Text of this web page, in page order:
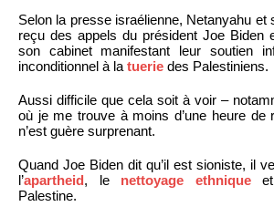
Selon la presse israélienne, Netanyahu et
reçu des appels du président Joe Biden
son cabinet manifestant leur soutien
inconditionnel à la tuerie des Palestiniens.
Aussi difficile que cela soit à voir –
où je me trouve à moins d’une heure de
n’est guère surprenant.
Quand Joe Biden dit qu’il est sioniste, il
l’apartheid, le nettoyage ethnique
Palestine.